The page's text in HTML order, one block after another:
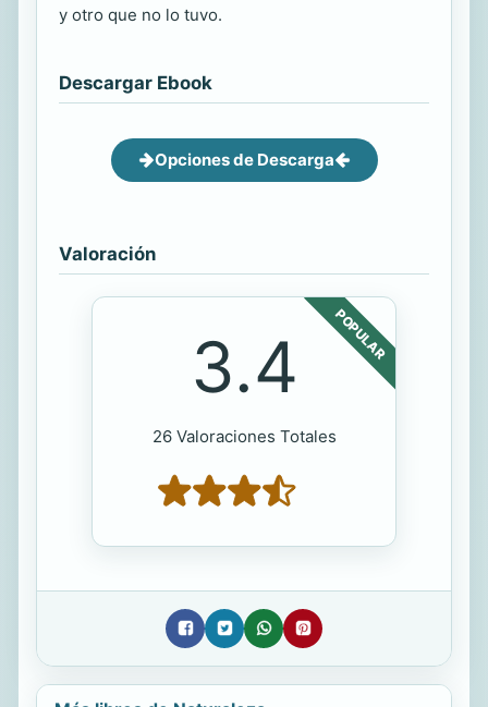
y otro que no lo tuvo.
Descargar Ebook
Opciones de Descarga
Valoración
POPULAR
3.4
26 Valoraciones Totales